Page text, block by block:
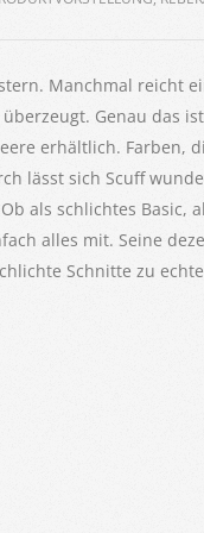
Manchmal reicht
Genau das
erhältlich. Farben,
lässt sich Scuff
als schlichtes Basic,
alles mit. Seine
Schnitte zu